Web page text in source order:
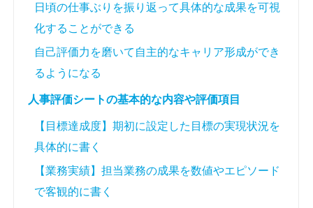
日頃の仕事ぶりを振り返って具体的な成果を可視
化することができる
自己評価力を磨いて自主的なキャリア形成ができ
るようになる
人事評価シートの基本的な内容や評価項目
【目標達成度】期初に設定した目標の実現状況を
具体的に書く
【業務実績】担当業務の成果を数値やエピソード
で客観的に書く